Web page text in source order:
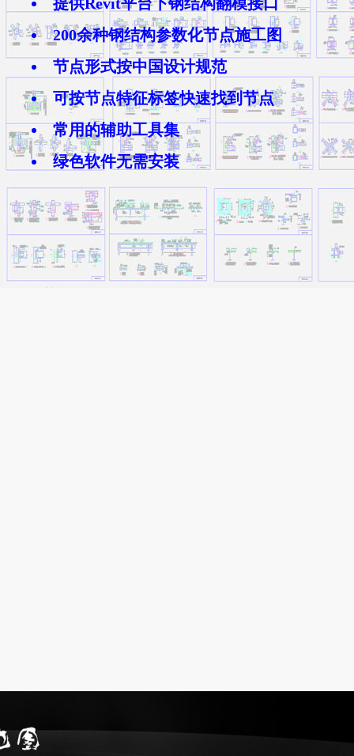
200余种钢结构参数化节点施工图
节点形式按中国设计规范
可按节点特征标签快速找到节点
常用的辅助工具集
绿色软件无需安装